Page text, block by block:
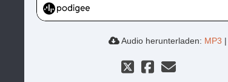
Audio herunterladen: MP3 |